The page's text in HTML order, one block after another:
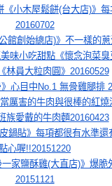
《小木屋鬆餅(台大店)》
20160702
館創始總店)》不一樣的
味小吃甜點《懷念泡菜
林員大粒肉圓》20160529
心目中No.1 無骨雞腿排
厲害的牛肉與很棒的紅
族愛戴的牛肉麵20160423
鍋貼》每項都很有水準還
心喔!!20151220
家鹽酥雞(大直店)》爆脆
20151121